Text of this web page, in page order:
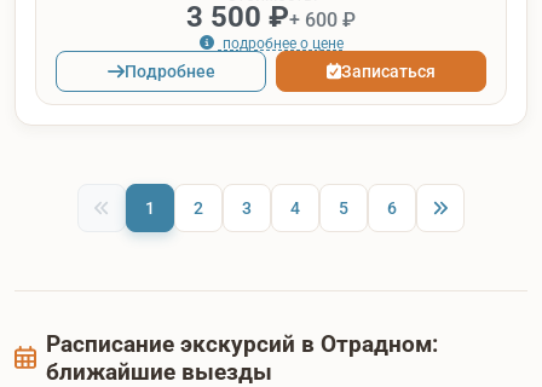
3 500 ₽+ 600 ₽
подробнее о цене
Подробнее Записаться
1 2 3 4 5 6
Расписание экскурсий в Отрадном:
ближайшие выезды